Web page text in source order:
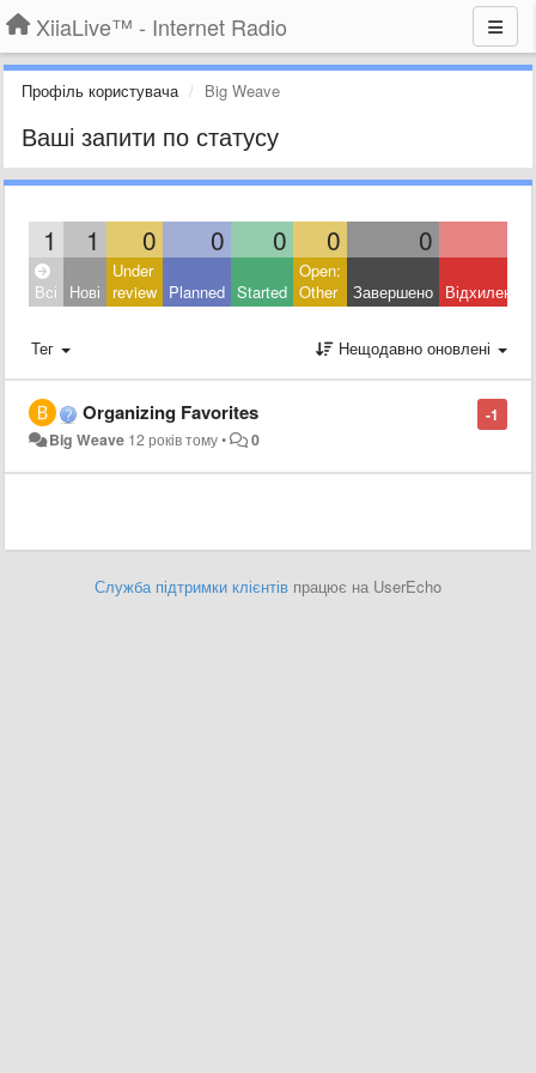
XiiaLive™ - Internet Radio
Профіль користувача Big Weave
Ваші запити по статусу
1 1 0 0 0 0 0
Всі Нові
Under
review Planned Started
Open:
Other
Завершено Відхилено
Тег Нещодавно оновлені
-1
Organizing Favorites
Big Weave 12 років тому• 0
Служба підтримки клієнтів працює на UserEcho